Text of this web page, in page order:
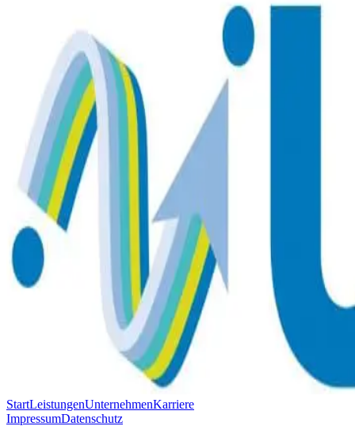
StartLeistungenUnternehmenKarriere
ImpressumDatenschutz